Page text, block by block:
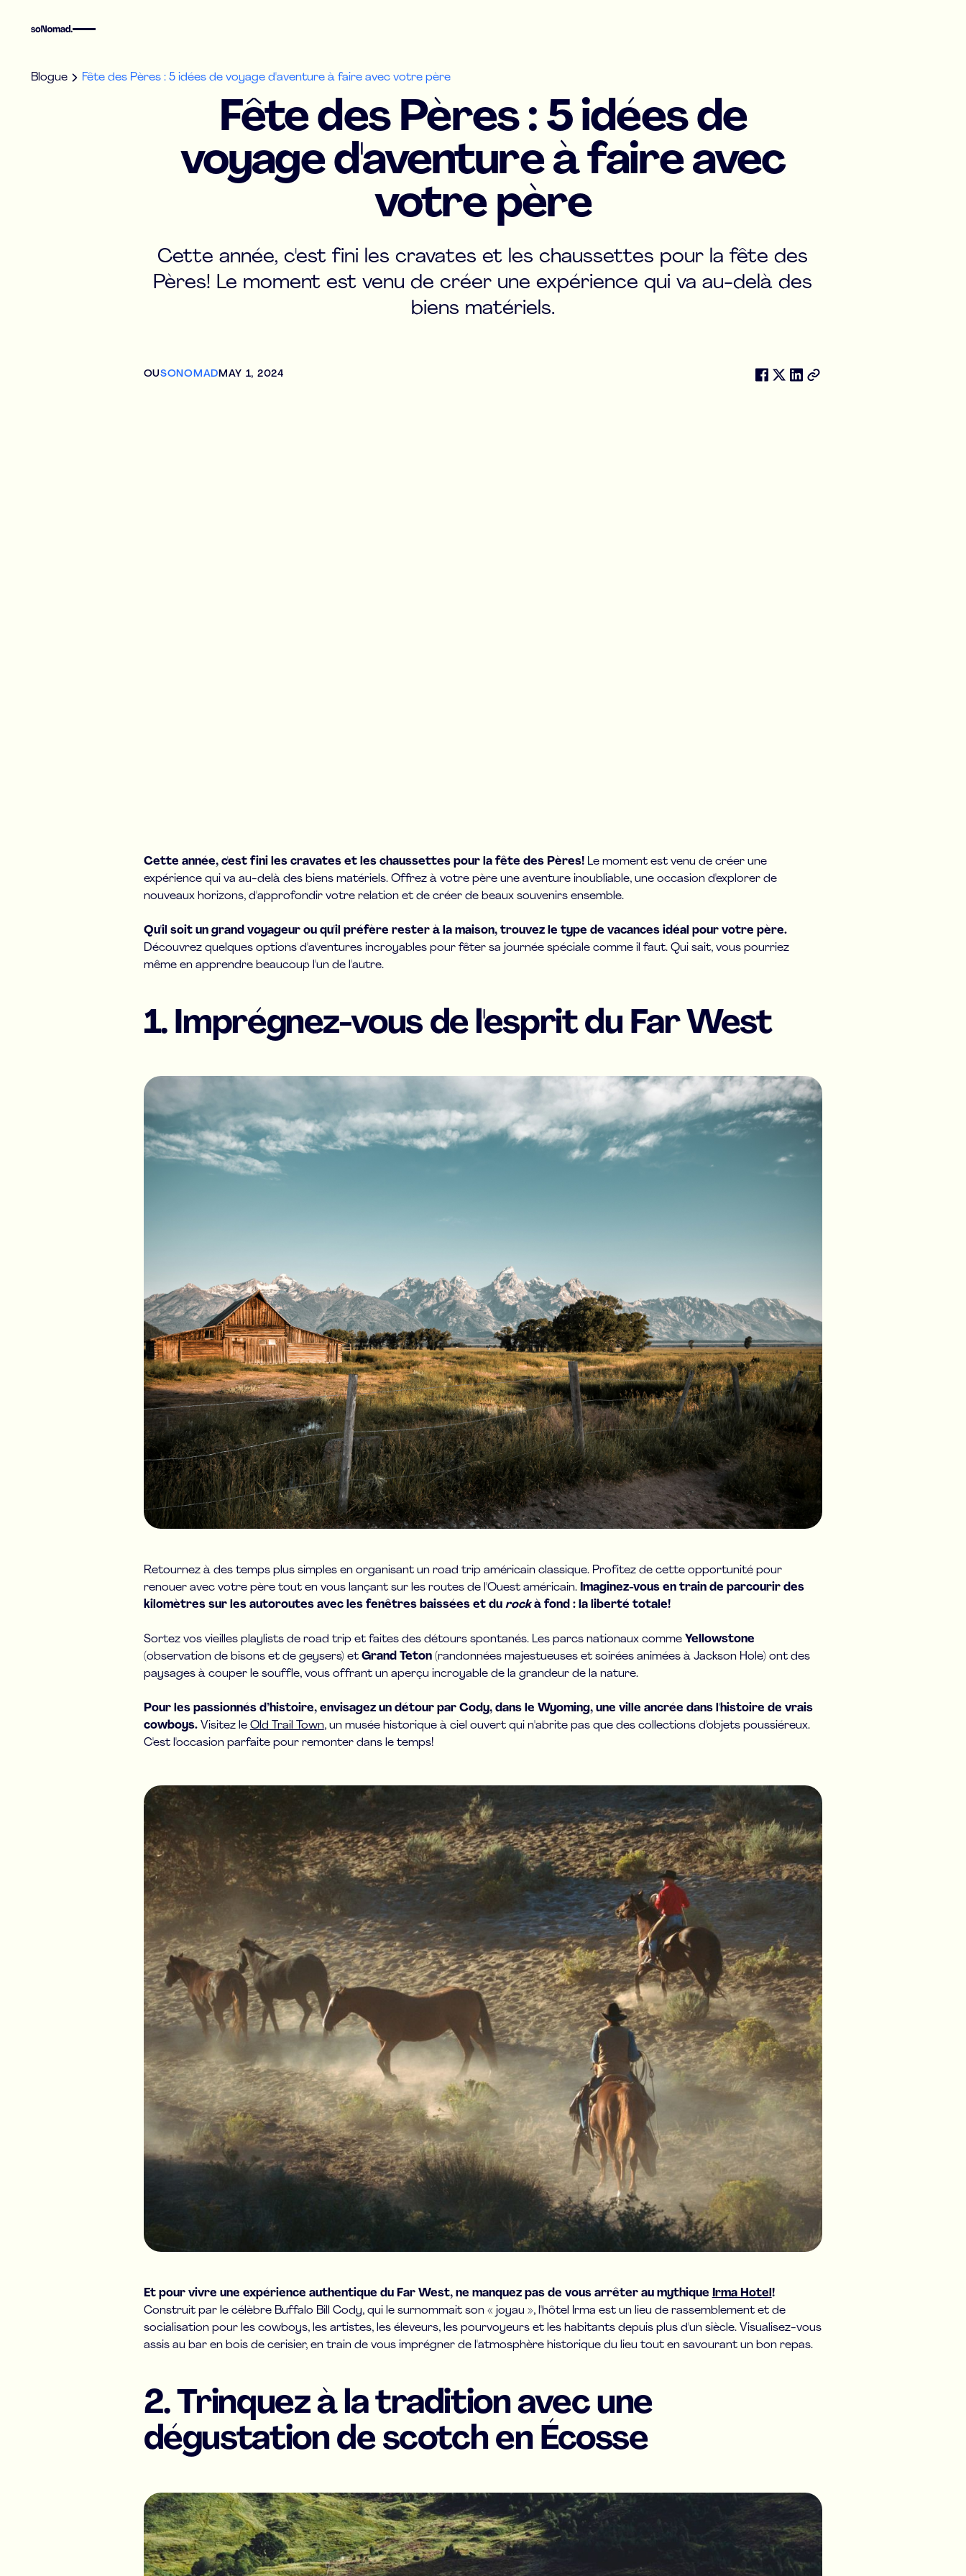
Blogue Fête des Pères : 5 idées de voyage d'aventure à faire avec votre père
Fête des Pères : 5 idées de
voyage d'aventure à faire avec
votre père
Cette année, c'est fini les cravates et les chaussettes pour la fête des
Pères! Le moment est venu de créer une expérience qui va au-delà des
biens matériels.
OUSONOMADMAY 1, 2024
Cette année, c'est fini les cravates et les chaussettes pour la fête des Pères!Le moment est venu de créer une
expérience qui va au-delà des biens matériels. Offrez à votre père une aventure inoubliable, une occasion d'explorer de
nouveaux horizons, d'approfondir votre relation et de créer de beaux souvenirs ensemble.
Qu'il soit un grand voyageur ou qu'il préfère rester à la maison, trouvez le type de vacances idéal pour votre père.
Découvrez quelques options d'aventures incroyables pour fêter sa journée spéciale comme il faut. Qui sait, vous pourriez
même en apprendre beaucoup l'un de l'autre.
1. Imprégnez-vous de l'esprit du Far West
Retournez à des temps plus simples en organisant un road trip américain classique. Profitez de cette opportunité pour
renouer avec votre père tout en vous lançant sur les routes de l'Ouest américain. Imaginez-vous en train de parcourir des
kilomètres sur les autoroutes avec les fenêtres baissées et du rockà fond : la liberté totale!
Sortez vos vieilles playlists de road trip et faites des détours spontanés. Les parcs nationaux comme Yellowstone
(observation de bisons et de geysers) et Grand Teton(randonnées majestueuses et soirées animées à Jackson Hole) ont des
paysages à couper le souffle, vous offrant un aperçu incroyable de la grandeur de la nature.
Pour les passionnés d’histoire, envisagez un détour par Cody, dans le Wyoming, une ville ancrée dans l'histoire de vrais
cowboys. Visitez le Old Trail Town, un musée historique à ciel ouvert qui n'abrite pas que des collections d'objets poussiéreux.
C'est l'occasion parfaite pour remonter dans le temps!
Et pour vivre une expérience authentique du Far West, ne manquez pas de vous arrêter au mythique Irma Hotel !
Construit par le célèbre Buffalo Bill Cody, qui le surnommait son « joyau », l'hôtel Irma est un lieu de rassemblement et de
socialisation pour les cowboys, les artistes, les éleveurs, les pourvoyeurs et les habitants depuis plus d'un siècle. Visualisez-vous
assis au bar en bois de cerisier, en train de vous imprégner de l'atmosphère historique du lieu tout en savourant un bon repas.
2. Trinquez à la tradition avec une
dégustation de scotch en Écosse